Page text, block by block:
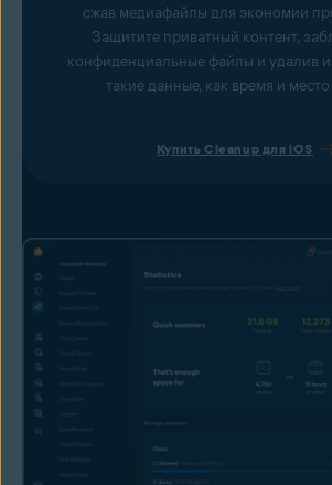
сжав медиафайлы для экономии
Защитите приватный контент,
конфиденциальные файлы и удалив
такие данные, как время и
Купить Cleanup для iOS